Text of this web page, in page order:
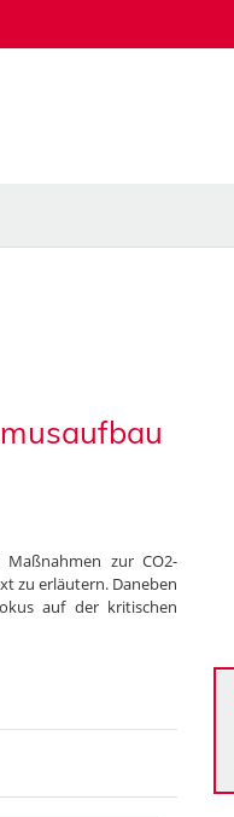
zur CO2-
zu erläutern. Daneben
auf der kritischen